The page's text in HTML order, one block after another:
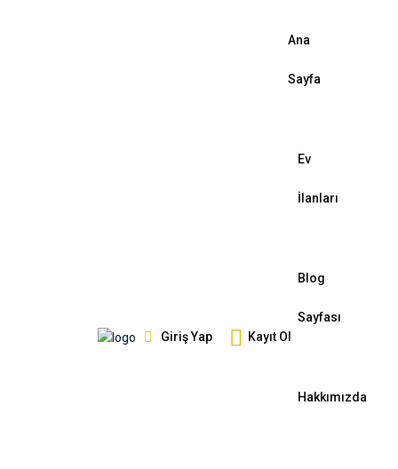
Giriş Yap Kayıt Ol
Ana
Sayfa
Ev
İlanları
Blog
Sayfası
Hakkımızda